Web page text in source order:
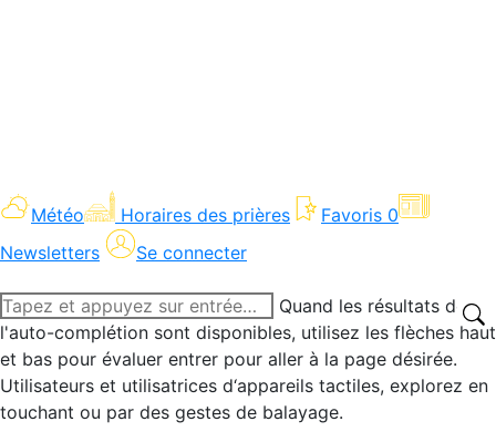
Météo Horaires des prières Favoris 0
Newsletters
Se connecter
Recherche
:
Quand les résultats de
l'auto-complétion sont disponibles, utilisez les flèches haut
et bas pour évaluer entrer pour aller à la page désirée.
Utilisateurs et utilisatrices d‘appareils tactiles, explorez en
touchant ou par des gestes de balayage.